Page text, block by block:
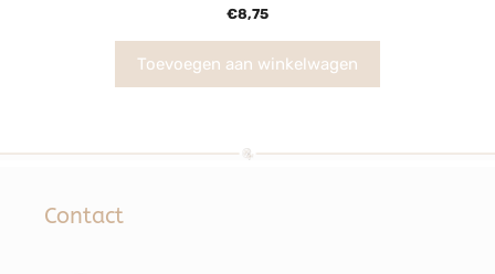
n
5
€8,75
Toevoegen aan winkelwagen
Contact